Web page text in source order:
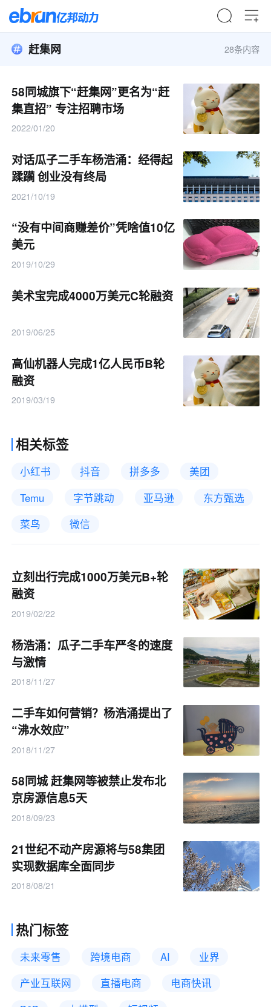
赶集网 28条内容
58同城旗下“赶集网”更名为“赶
集直招” 专注招聘市场
2022/01/20
对话瓜子二手车杨浩涌：经得起
蹂躏 创业没有终局
2021/10/19
“没有中间商赚差价”凭啥值10亿
美元
2019/10/29
美术宝完成4000万美元C轮融资
2019/06/25
高仙机器人完成1亿人民币B轮
融资
2019/03/19
相关标签
小红书 抖音 拼多多
美团
Temu
字节跳动 亚马逊
东方甄选
菜鸟
微信
立刻出行完成1000万美元B+轮
融资
2019/02/22
杨浩涌：瓜子二手车严冬的速度
与激情
2018/11/27
二手车如何营销？杨浩涌提出了
“沸水效应”
2018/11/27
58同城 赶集网等被禁止发布北
京房源信息5天
2018/09/23
21世纪不动产房源将与58集团
实现数据库全面同步
2018/08/21
热门标签
未来零售 跨境电商 AI
业界
产业互联网
直播电商
电商快讯